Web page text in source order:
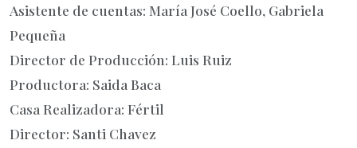
Asistente de cuentas: María José Coello, Gabriela
Pequeña
Director de Producción: Luis Ruiz
Productora: Saida Baca
Casa Realizadora: Fértil
Director: Santi Chavez